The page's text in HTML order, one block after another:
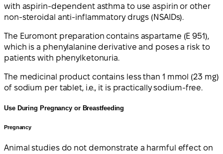
with aspirin-dependent asthma to use aspirin or other
non-steroidal anti-inflammatory drugs (NSAIDs).
The Euromont preparation contains aspartame (E 951),
which is a phenylalanine derivative and poses a risk to
patients with phenylketonuria.
The medicinal product contains less than 1 mmol (23 mg)
of sodium per tablet, i.e., it is practically sodium-free.
Use During Pregnancy or Breastfeeding
Pregnancy
Animal studies do not demonstrate a harmful effect on